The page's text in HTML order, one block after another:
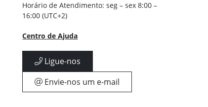
Horário de Atendimento: seg – sex 8:00 –
16:00 (UTC+2)
Centro de Ajuda
Ligue-nos
Envie-nos um e-mail